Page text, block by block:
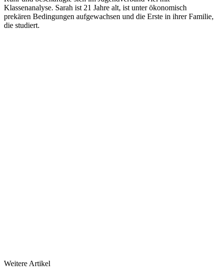
Klassenanalyse. Sarah ist 21 Jahre alt, ist unter ökonomisch
prekären Bedingungen aufgewachsen und die Erste in ihrer Familie,
die studiert.
Weitere Artikel